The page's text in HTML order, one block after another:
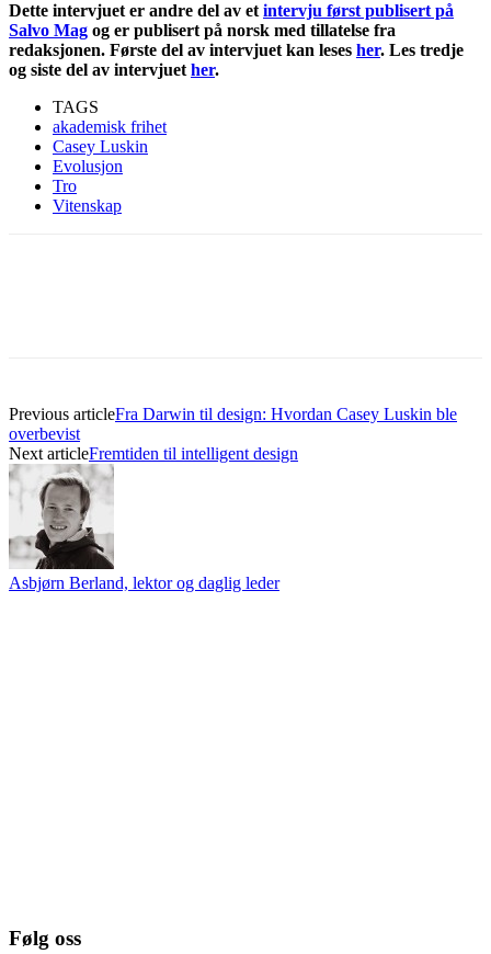
Dette intervjuet er andre del av et intervju først publisert på
Salvo Mag og er publisert på norsk med tillatelse fra
redaksjonen. Første del av intervjuet kan leses her. Les tredje
og siste del av intervjuet her.
TAGS
akademisk frihet
Casey Luskin
Evolusjon
Tro
Vitenskap
Previous articleFra Darwin til design: Hvordan Casey Luskin ble
overbevist
Next articleFremtiden til intelligent design
Asbjørn Berland, lektor og daglig leder
Følg oss